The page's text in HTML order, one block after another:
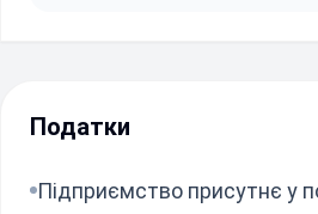
Податки
Підприємство присутнє у